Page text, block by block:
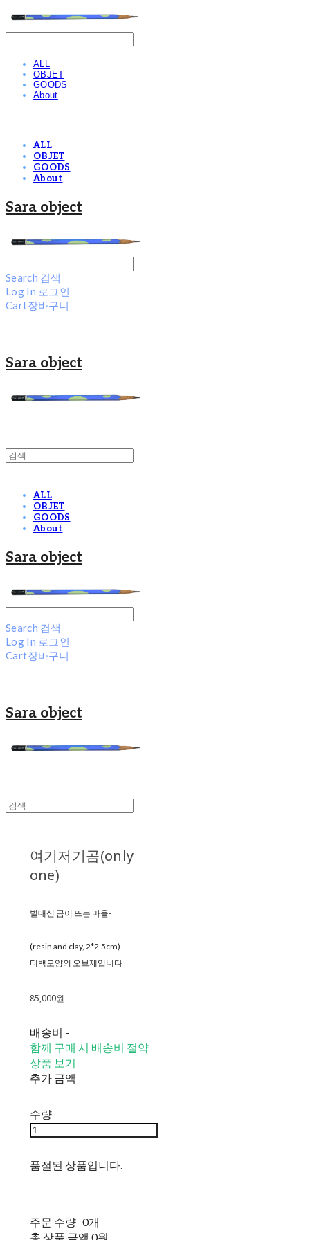
ALL
OBJET
GOODS
About
ALL
OBJET
GOODS
About
Sara object
Search 검색
Log In 로그인
Cart장바구니
Sara object
ALL
OBJET
GOODS
About
Sara object
Search 검색
Log In 로그인
Cart장바구니
Sara object
여기저기곰(only
one)
별대신 곰이 뜨는 마을-
(resin and clay, 2*2.5cm)
티백모양의 오브제입니다
85,000원
배송비 -
함께 구매 시 배송비 절약
상품 보기
추가 금액
수량
품절된 상품입니다.
주문 수량 0개
총 상품 금액 0원